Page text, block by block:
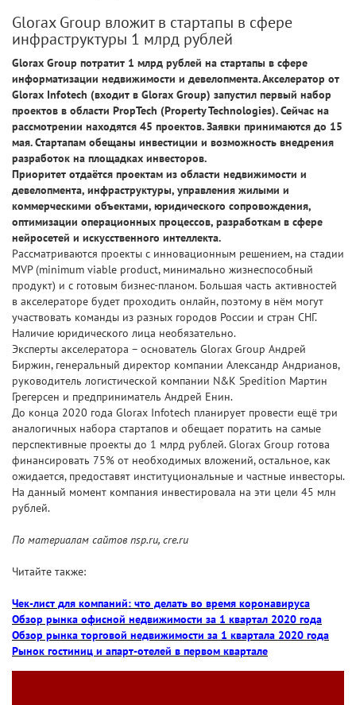
Glorax Group вложит в стартапы в сфере
инфраструктуры 1 млрд рублей
Glorax Group потратит 1 млрд рублей на стартапы в сфере
информатизации недвижимости и девелопмента. Акселератор от
Glorax Infotech (входит в Glorax Group) запустил первый набор
проектов в области PropTech (Property Technologies). Сейчас на
рассмотрении находятся 45 проектов. Заявки принимаются до 15
мая. Стартапам обещаны инвестиции и возможность внедрения
разработок на площадках инвесторов.
Приоритет отдаётся проектам из области недвижимости и
девелопмента, инфраструктуры, управления жилыми и
коммерческими объектами, юридического сопровождения,
оптимизации операционных процессов, разработкам в сфере
нейросетей и искусственного интеллекта.
Рассматриваются проекты с инновационным решением, на стадии
MVP (minimum viable product, минимально жизнеспособный
продукт) и с готовым бизнес-планом. Большая часть активностей
в акселераторе будет проходить онлайн, поэтому в нём могут
участвовать команды из разных городов России и стран СНГ.
Наличие юридического лица необязательно.
Эксперты акселератора – основатель Glorax Group Андрей
Биржин, генеральный директор компании Александр Андрианов,
руководитель логистической компании N&K Spedition Мартин
Грегерсен и предприниматель Андрей Енин.
До конца 2020 года Glorax Infotech планирует провести ещё три
аналогичных набора стартапов и обещает поратить на самые
перспективные проекты до 1 млрд рублей. Glorax Group готова
финансировать 75% от необходимых вложений, остальное, как
ожидается, предоставят институциональные и частные инвесторы.
На данный момент компания инвестировала на эти цели 45 млн
рублей.
По материалам сайтов nsp.ru, cre.ru
Читайте также:
Чек-лист для компаний: что делать во время коронавируса
Обзор рынка офисной недвижимости за 1 квартал 2020 года
Обзор рынка торговой недвижимости за 1 квартала 2020 года
Рынок гостиниц и апарт-отелей в первом квартале